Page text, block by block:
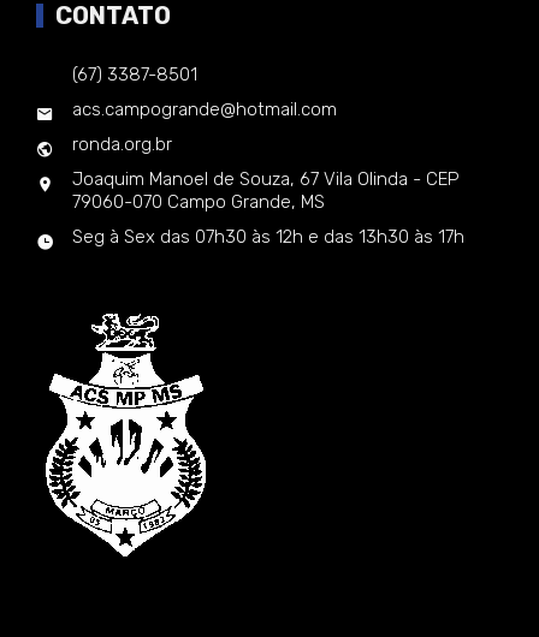
CONTATO
(67) 3387-8501
acs.campogrande@hotmail.com
ronda.org.br
Joaquim Manoel de Souza, 67 Vila Olinda - CEP
79060-070 Campo Grande, MS
Seg à Sex das 07h30 às 12h e das 13h30 às 17h